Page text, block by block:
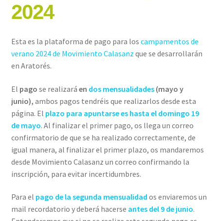
2024
Esta es la plataforma de pago para los campamentos de
verano 2024 de Movimiento Calasanz que se desarrollarán
en Aratorés.
El pago se realizará en dos mensualidades(mayo y
junio), ambos pagos tendréis que realizarlos desde esta
página. El plazo para apuntarse es hasta el domingo 19
de mayo. Al finalizar el primer pago, os llega un correo
confirmatorio de que se ha realizado correctamente, de
igual manera, al finalizar el primer plazo, os mandaremos
desde Movimiento Calasanz un correo confirmando la
inscripción, para evitar incertidumbres.
Para el pago de la segunda mensualidad os enviaremos un
mail recordatorio ydeberá hacerse antes del 9 de junio.